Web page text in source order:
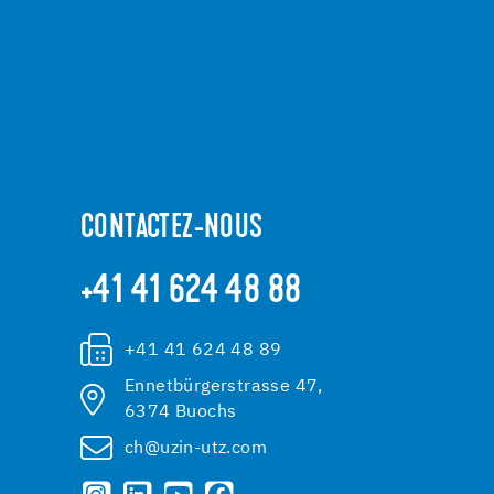
CONTACTEZ-NOUS
+41 41 624 48 88
+41 41 624 48 89
Ennetbürgerstrasse 47,
6374 Buochs
ch@uzin-utz.com